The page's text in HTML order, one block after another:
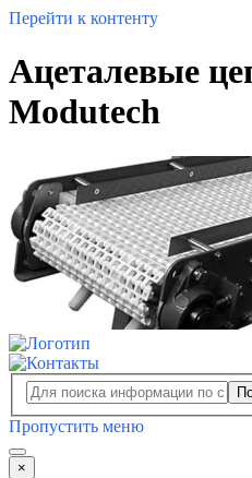
Перейти к контенту
Ацеталевые
Modutech
Пропустить меню
×